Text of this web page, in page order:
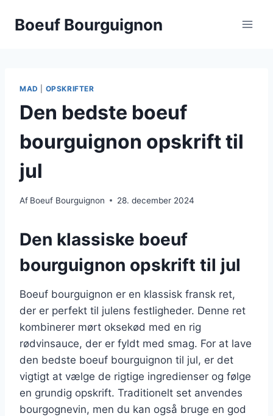
Boeuf Bourguignon
MAD OPSKRIFTER
Den bedste boeuf
bourguignon opskrift til
jul
Af Boeuf Bourguignon 28. december 2024
Den klassiske boeuf
bourguignon opskrift til jul
Boeuf bourguignon er en klassisk fransk ret,
der er perfekt til julens festligheder. Denne ret
kombinerer mørt oksekød med en rig
rødvinsauce, der er fyldt med smag. For at lave
den bedste boeuf bourguignon til jul, er det
vigtigt at vælge de rigtige ingredienser og følge
en grundig opskrift. Traditionelt set anvendes
bourgognevin, men du kan også bruge en god